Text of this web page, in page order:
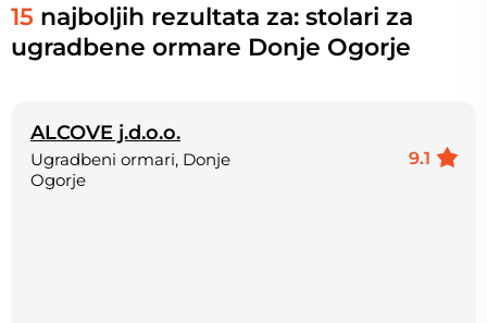
15 najboljih rezultata za: stolari za
ugradbene ormare Donje Ogorje
ALCOVE j.d.o.o.
9.1
Ugradbeni ormari, Donje
Ogorje